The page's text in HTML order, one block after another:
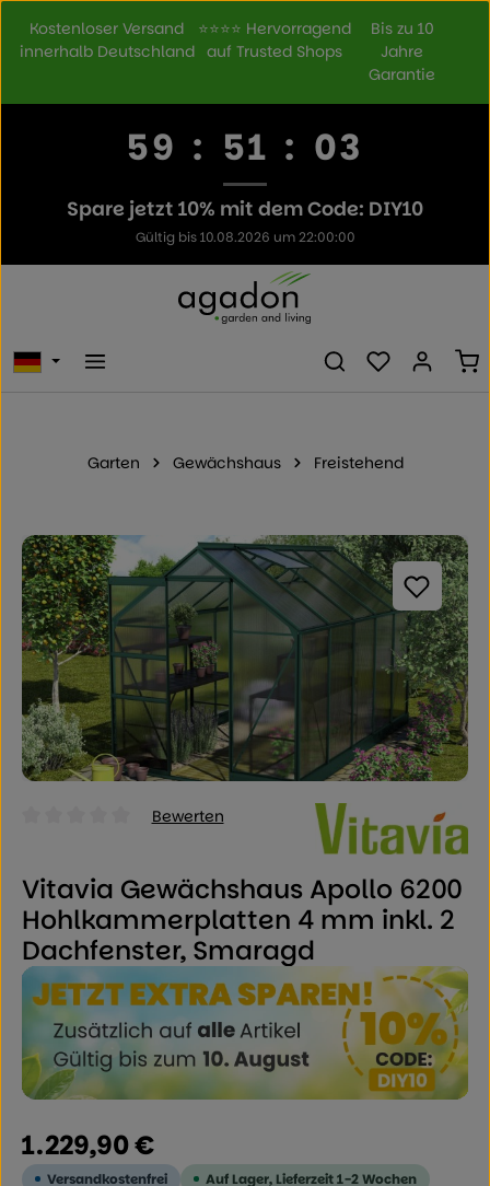
Zum Hauptinhalt springen
Kostenloser Versand
innerhalb Deutschland
⭐⭐⭐⭐ Hervorragend
auf Trusted Shops
Bis zu 10
Jahre
Garantie
59 : 51 : 03
Spare jetzt 10% mit dem Code: DIY10
Gültig bis 10.08.2026 um 22:00:00
Du hast 0
Garten Gewächshaus Freistehend
Bildergalerie überspringen
Durchschnittliche Bewertung von 0 von 5 Sternen
Bewerten
Vitavia Gewächshaus Apollo 6200
Hohlkammerplatten 4 mm inkl. 2
Dachfenster, Smaragd
Regulärer Preis:
1.229,90 €
Versandkostenfrei Auf Lager, Lieferzeit 1-2 Wochen